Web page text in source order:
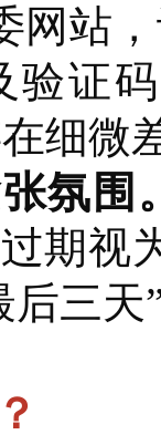
网站
验证
细微
氛围
期视
后三